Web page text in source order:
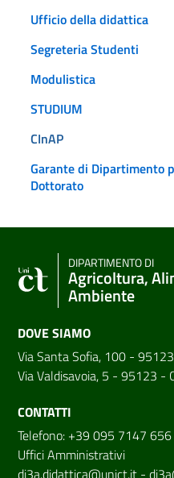
Ufficio della didattica
Segreteria Studenti
Modulistica
STUDIUM
CInAP
Garante di Dipartimento
Dottorato
DIPARTIMENTO DI
Agricoltura,
Ambiente
DOVE SIAMO
Via Santa Sofia, 100 -
Via Valdisavoia, 5 - 95123 -
CONTATTI
Telefono: +39 095 7147 656
Uffici Amministrativi
di3a.didattica@unict.it -